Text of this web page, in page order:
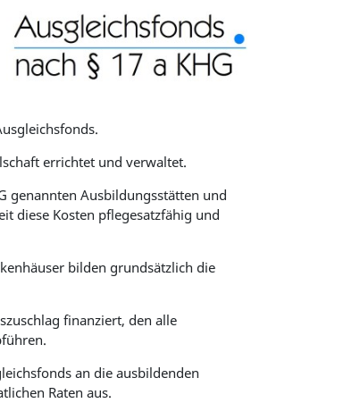
errichtet und verwaltet.
genannten Ausbildungsstätten und
diese Kosten pflegesatzfähig und
bilden grundsätzlich die
finanziert, den alle
an die ausbildenden
Raten aus.